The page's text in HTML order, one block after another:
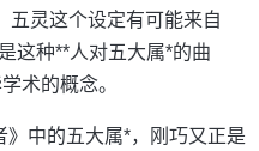
五灵这个设定有可能来自
这种**人对五大属*的曲
术的概念。
中的五大属*，刚巧又正是